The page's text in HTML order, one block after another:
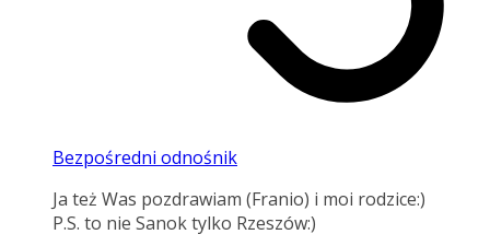
Bezpośredni odnośnik
Ja też Was pozdrawiam (Franio) i moi rodzice:)
P.S. to nie Sanok tylko Rzeszów:)